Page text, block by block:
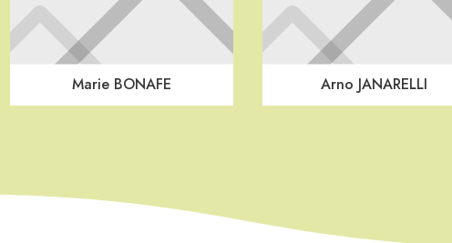
Marie BONAFE Arno JANARELLI